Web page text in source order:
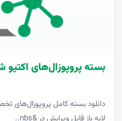
بسته پروپوزال‌های اکتیو
دانلود بسته کامل پروپوزال‌های